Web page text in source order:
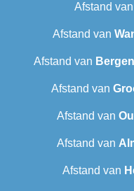
Afstand van
Afstand van
Afstand van
Afstand van
Afstand van
Afstand van
Afstand van